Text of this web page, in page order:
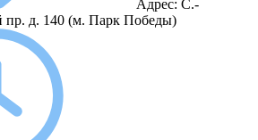
Адрес: С.-
пр. д. 140 (м. Парк Победы)